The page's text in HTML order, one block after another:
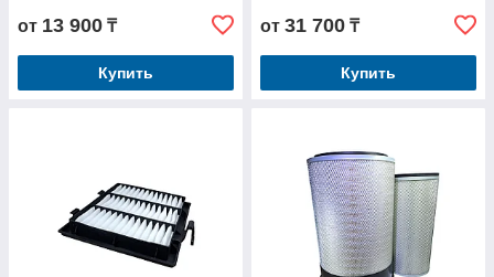
от 13 900 ₸
Купить
от 31 700 ₸
Купить